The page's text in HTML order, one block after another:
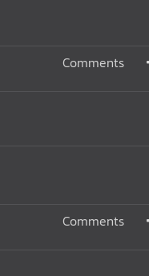
Comments
Comments